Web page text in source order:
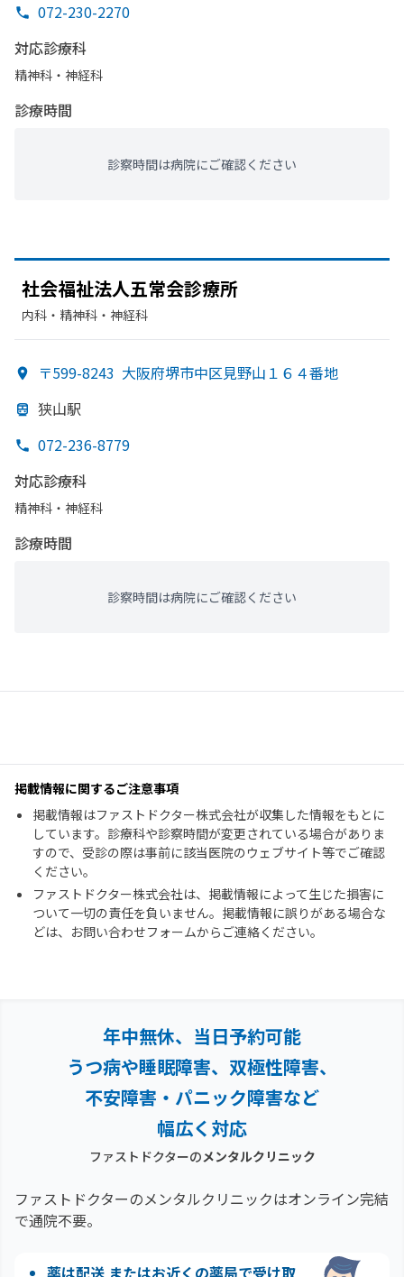
072-230-2270
対応診療科
精神科・神経科
診療時間
診察時間は病院にご確認ください
社会福祉法人五常会診療所
内科・​精神科・神経科
〒599-8243 大阪府堺市中区見野山１６４番地
狭山駅
072-236-8779
対応診療科
精神科・神経科
診療時間
診察時間は病院にご確認ください
掲載情報に関するご注意事項
掲載情報はファストドクター株式会社が収集した情報をもとに
しています。診療科や診察時間が変更されている場合がありま
すので、受診の際は事前に該当医院のウェブサイト等でご確認
ください。
ファストドクター株式会社は、掲載情報によって生じた損害に
ついて一切の責任を負いません。掲載情報に誤りがある場合な
どは、お問い合わせフォームからご連絡ください。
年中無休、当日予約可能
うつ病や睡眠障害、双極性障害、
不安障害・パニック障害など
幅広く対応
ファストドクターのメンタルクリニック
ファストドクターのメンタルクリニックはオンライン完結
で通院不要。
薬は配送 またはお近くの薬局で受け取